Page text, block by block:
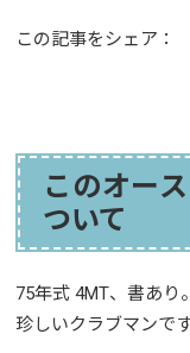
この記事をシェア：
このオー
ついて
75年式 4MT、書あり。
珍しいクラブマンです